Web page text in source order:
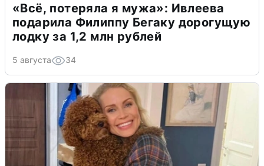
«Всё, потеряла я мужа»: Ивлеева
подарила Филиппу Бегаку дорогущую
лодку за 1,2 млн рублей
5 августа 34